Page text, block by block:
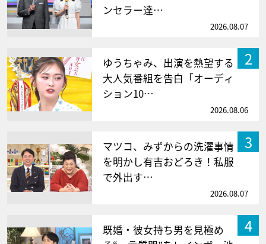
ンセラー達…
2026.08.07
2
ゆうちゃみ、出演を熱望する
大人気番組を告白「オーディ
ション10…
2026.08.06
3
マツコ、みずからの洗濯事情
を明かし有吉おどろき！私服
で外出す…
2026.08.07
4
既婚・彼女持ち男を見極め